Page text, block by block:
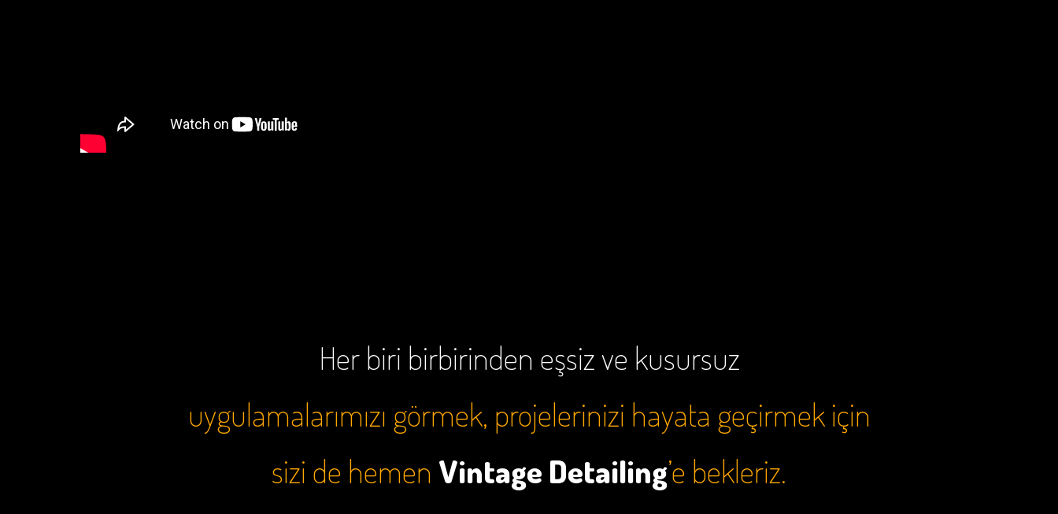
Her biri birbirinden eşsiz ve kusursuz
uygulamalarımızı görmek, projelerinizi hayata geçirmek için
sizi de hemen Vintage Detailing’e bekleriz.